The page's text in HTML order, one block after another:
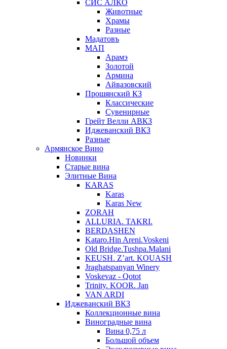
СИС АЛКО
Животные
Храмы
Разные
Мадатовъ
МАП
Арамэ
Золотой
Армина
Айвазовский
Прошянский КЗ
Классические
Сувенирные
Грейт Велли АВКЗ
Иджеванский ВКЗ
Разные
Армянское Вино
Новинки
Старые вина
Элитные Вина
KARAS
Karas
Karas New
ZORAH
ALLURIA. TAKRI.
BERDASHEN
Kataro.Hin Areni.Voskeni
Old Bridge.Tushpa.Malani
KEUSH. Z’art. KOUASH
Jraghatspanyan Winery
Voskevaz - Qotot
Trinity. KOOR. Jan
VAN ARDI
Иджеванский ВКЗ
Коллекционные вина
Виноградные вина
Вина 0,75 л
Большой объем